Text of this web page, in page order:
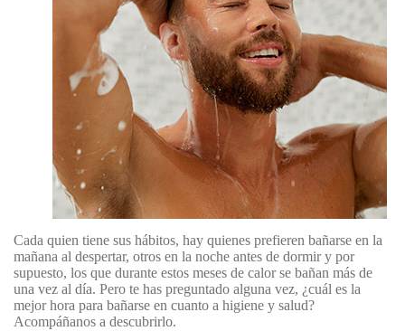
Cada quien tiene sus hábitos, hay quienes prefieren bañarse en la
mañana al despertar, otros en la noche antes de dormir y por
supuesto, los que durante estos meses de calor se bañan más de
una vez al día. Pero te has preguntado alguna vez, ¿cuál es la
mejor hora para bañarse en cuanto a higiene y salud?
Acompáñanos a descubrirlo.